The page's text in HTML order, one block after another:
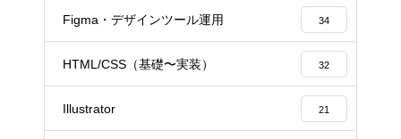
Figma・デザインツール運用 34
HTML/CSS（基礎〜実装） 32
Illustrator 21